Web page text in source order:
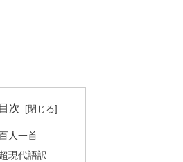
目次
人一首
超現代語訳